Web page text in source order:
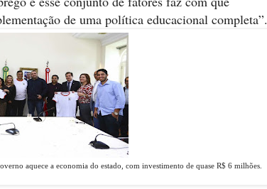
de uma política educacional completa”.
aquece a economia do estado, com investimento de quase R$ 6 milhões.